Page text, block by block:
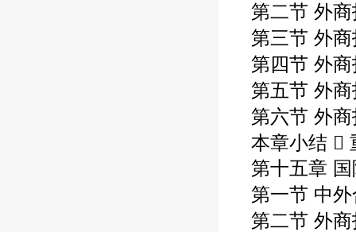
第二节 外
第三节 外
第四节 外
第五节 外
第六节 外
本章小结 
第十五章
第一节 中
第二节 外